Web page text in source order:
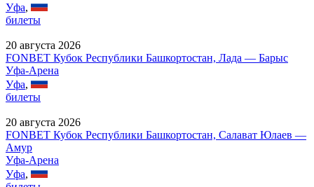
Уфа,
билеты
20 августа 2026
FONBET Кубок Республики Башкортостан, Лада — Барыс
Уфа-Арена
Уфа,
билеты
20 августа 2026
FONBET Кубок Республики Башкортостан, Салават Юлаев —
Амур
Уфа-Арена
Уфа,